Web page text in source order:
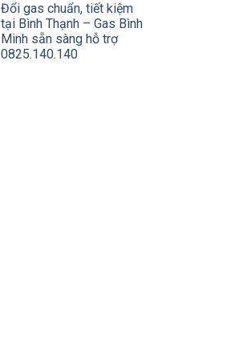
Đổi gas chuẩn, tiết kiệm
tại Bình Thạnh – Gas Bình
Minh sẵn sàng hỗ trợ
0825.140.140